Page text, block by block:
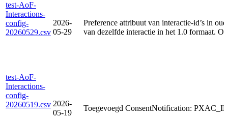
test-AoF-
Interactions-
config-
20260529.csv
2026-
05-29
Preference attribuut van interactie-id’s in
van dezelfde interactie in het 1.0 formaat.
test-AoF-
Interactions-
config-
20260519.csv 2026-
05-19
Toegevoegd ConsentNotification: